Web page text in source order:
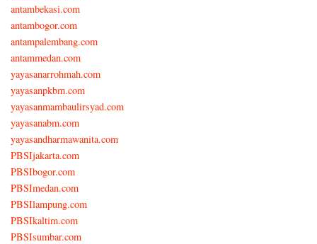
antambekasi.com
antambogor.com
antampalembang.com
antammedan.com
yayasanarrohmah.com
yayasanpkbm.com
yayasanmambaulirsyad.com
yayasanabm.com
yayasandharmawanita.com
PBSIjakarta.com
PBSIbogor.com
PBSImedan.com
PBSIlampung.com
PBSIkaltim.com
PBSIsumbar.com